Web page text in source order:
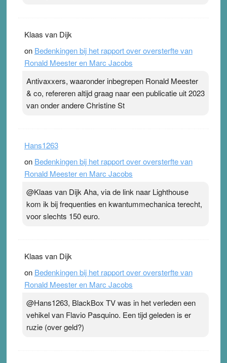
Klaas van Dijk
on Bedenkingen bij het rapport over oversterfte van
Ronald Meester en Marc Jacobs
Antivaxxers, waaronder inbegrepen Ronald Meester
& co, refereren altijd graag naar een publicatie uit 2023
van onder andere Christine St
Hans1263
on Bedenkingen bij het rapport over oversterfte van
Ronald Meester en Marc Jacobs
@Klaas van Dijk Aha, via de link naar Lighthouse
kom ik bij frequenties en kwantummechanica terecht,
voor slechts 150 euro.
Klaas van Dijk
on Bedenkingen bij het rapport over oversterfte van
Ronald Meester en Marc Jacobs
@Hans1263, BlackBox TV was in het verleden een
vehikel van Flavio Pasquino. Een tijd geleden is er
ruzie (over geld?)